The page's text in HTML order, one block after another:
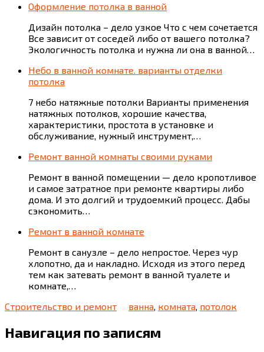
Оформление потолка в ванной
Дизайн потолка – дело узкое Что с чем сочетается
Все зависит от соседей либо от вашего потолка?
Экологичность потолка и нужна ли она в ванной…
Небо в ванной комнате. варианты отделки
потолка
7 небо натяжные потолки Варианты применения
натяжных потолков, хорошие качества,
характеристики, простота в установке и
обслуживание, нужный инструмент,…
Ремонт ванной комнаты своими руками
Ремонт в ванной помещении — дело кропотливое
и самое затратное при ремонте квартиры либо
дома. И это долгий и трудоемкий процесс. Дабы
сэкономить…
Ремонт в ванной комнате
Ремонт в санузле – дело непростое. Через чур
хлопотно, да и накладно. Исходя из этого перед
тем как затевать ремонт в ванной туалете и
комнате,…
Строительство и ремонт
ванна, комната, потолок
Навигация по записям